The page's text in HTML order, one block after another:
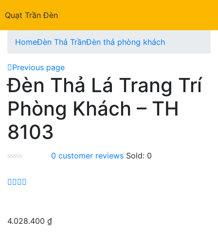
Quạt Trần Đèn
HomeĐèn Thả TrầnĐèn thả phòng khách
Previous page
Đèn Thả Lá Trang Trí
Phòng Khách – TH
8103
0 customer reviews Sold: 0
4.028.400 ₫